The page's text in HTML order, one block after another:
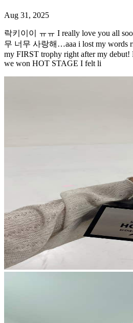
Aug 31, 2025
락키이이 ㅠㅠ I really love you all
무 너무 사랑해…aaa i lost my words
my FIRST trophy right after my debut!
we won HOT STAGE I felt li